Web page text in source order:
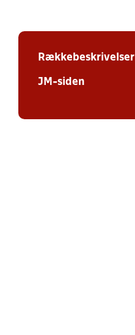
Rækkebeskrivelser
JM-siden